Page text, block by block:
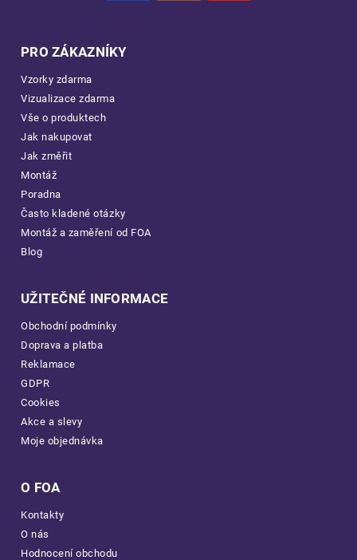
PRO ZÁKAZNÍKY
Vzorky zdarma
Vizualizace zdarma
Vše o produktech
Jak nakupovat
Jak změřit
Montáž
Poradna
Často kladené otázky
Montáž a zaměření od FOA
Blog
UŽITEČNÉ INFORMACE
Obchodní podmínky
Doprava a platba
Reklamace
GDPR
Cookies
Akce a slevy
Moje objednávka
O FOA
Kontakty
O nás
Hodnocení obchodu